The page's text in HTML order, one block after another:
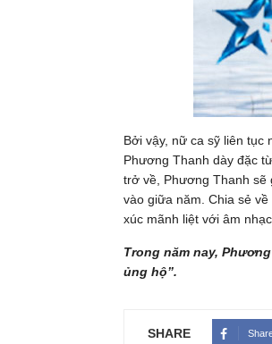
Bởi vậy, nữ ca sỹ liên tục
Phương Thanh dày đặc
trở về, Phương Thanh sẽ
vào giữa năm. Chia sẻ
xúc mãnh liệt với âm
Trong năm nay,
ủng hộ”.
SHARE